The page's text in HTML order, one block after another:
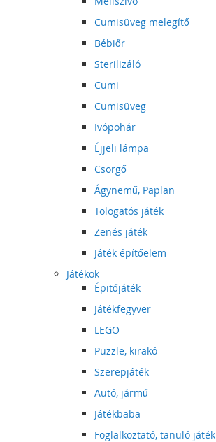
Cumisüveg melegítő
Bébiőr
Sterilizáló
Cumi
Cumisüveg
Ivópohár
Éjjeli lámpa
Csörgő
Ágynemű, Paplan
Tologatós játék
Zenés játék
Játék építőelem
Játékok
Épitőjáték
Játékfegyver
LEGO
Puzzle, kirakó
Szerepjáték
Autó, jármű
Játékbaba
Foglalkoztató, tanuló játék